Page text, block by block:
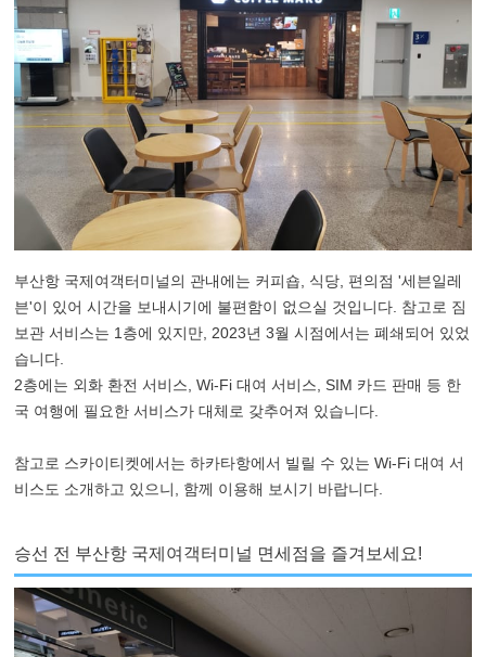
부산항 국제여객터미널의 관내에는 커피숍, 식당, 편의점 '세븐일레
븐'이 있어 시간을 보내시기에 불편함이 없으실 것입니다. 참고로 짐
보관 서비스는 1층에 있지만, 2023년 3월 시점에서는 폐쇄되어 있었
습니다.
2층에는 외화 환전 서비스, Wi-Fi 대여 서비스, SIM 카드 판매 등 한
국 여행에 필요한 서비스가 대체로 갖추어져 있습니다.
참고로 스카이티켓에서는 하카타항에서 빌릴 수 있는 Wi-Fi 대여 서
비스도 소개하고 있으니, 함께 이용해 보시기 바랍니다.
승선 전 부산항 국제여객터미널 면세점을 즐겨보세요!